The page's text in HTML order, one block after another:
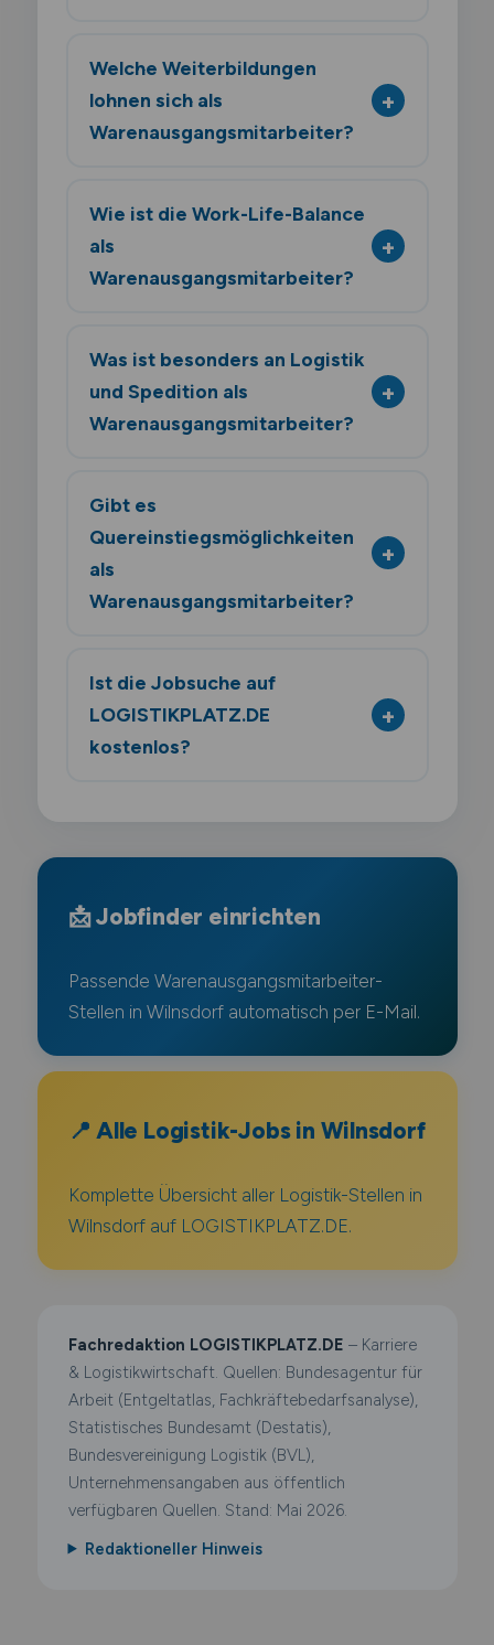
Welche Weiterbildungen
lohnen sich als
Warenausgangsmitarbeiter?
Wie ist die Work-Life-Balance
als
Warenausgangsmitarbeiter?
Was ist besonders an Logistik
und Spedition als
Warenausgangsmitarbeiter?
Gibt es
Quereinstiegsmöglichkeiten
als
Warenausgangsmitarbeiter?
Ist die Jobsuche auf
LOGISTIKPLATZ.DE
kostenlos?
📩 Jobfinder einrichten
Passende Warenausgangsmitarbeiter-
Stellen in Wilnsdorf automatisch per E-Mail.
📍 Alle Logistik-Jobs in Wilnsdorf
Komplette Übersicht aller Logistik-Stellen in
Wilnsdorf auf LOGISTIKPLATZ.DE.
Fachredaktion LOGISTIKPLATZ.DE – Karriere
& Logistikwirtschaft. Quellen: Bundesagentur für
Arbeit (Entgeltatlas, Fachkräftebedarfsanalyse),
Statistisches Bundesamt (Destatis),
Bundesvereinigung Logistik (BVL),
Unternehmensangaben aus öffentlich
verfügbaren Quellen. Stand: Mai 2026.
Redaktioneller Hinweis